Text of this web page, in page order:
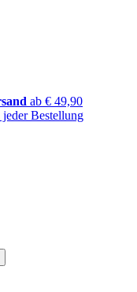
ab € 49,90
jeder Bestellung